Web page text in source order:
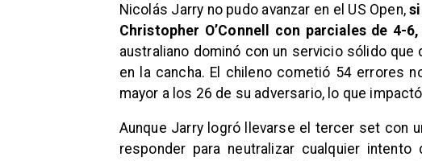
Nicolás Jarry no pudo avanzar en el US Open,
Christopher O’Connell con parciales de 4-
australiano dominó con un servicio sólido
en la cancha. El chileno cometió 54 errores
mayor a los 26 de su adversario, lo que
Aunque Jarry logró llevarse el tercer set con
responder para neutralizar cualquier